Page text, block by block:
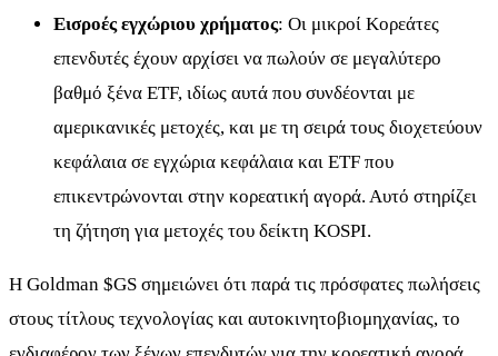
Εισροές εγχώριου χρήματος: Οι μικροί Κορεάτες
επενδυτές έχουν αρχίσει να πωλούν σε μεγαλύτερο
βαθμό ξένα ETF, ιδίως αυτά που συνδέονται με
αμερικανικές μετοχές, και με τη σειρά τους διοχετεύουν
κεφάλαια σε εγχώρια κεφάλαια και ETF που
επικεντρώνονται στην κορεατική αγορά. Αυτό στηρίζει
τη ζήτηση για μετοχές του δείκτη KOSPI.
Η Goldman $GS σημειώνει ότι παρά τις πρόσφατες πωλήσεις
στους τίτλους τεχνολογίας και αυτοκινητοβιομηχανίας, το